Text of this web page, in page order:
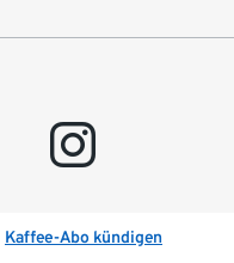
instagram
Kaffee-Abo kündigen